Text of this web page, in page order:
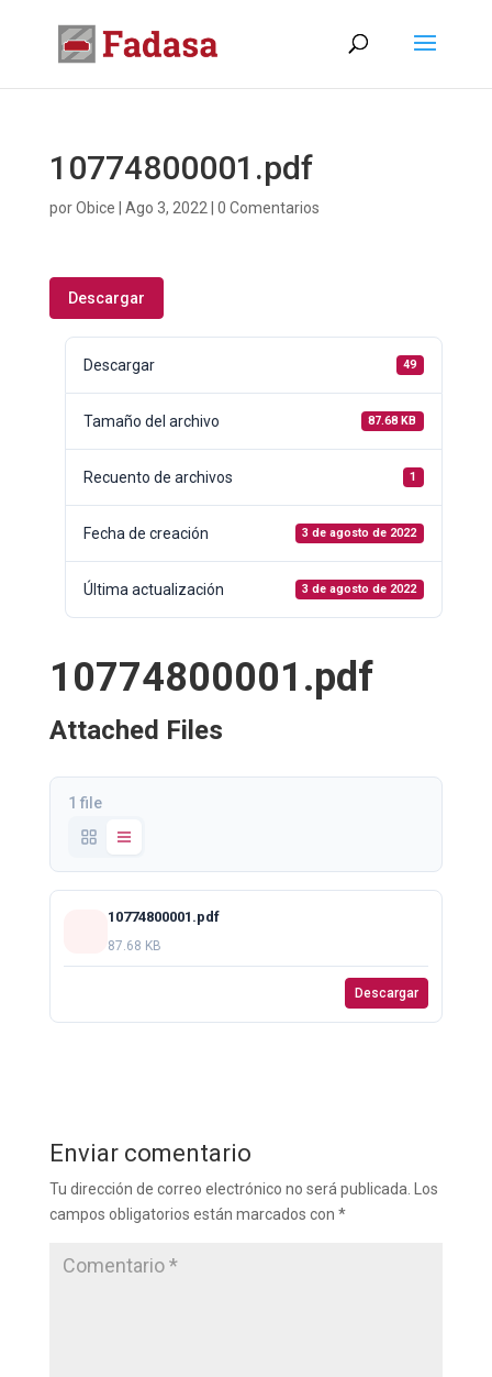
10774800001.pdf
porObice Ago 3, 2022 0 Comentarios
Descargar
Descargar 49
Tamaño del archivo 87.68 KB
Recuento de archivos 1
Fecha de creación 3 de agosto de 2022
Última actualización 3 de agosto de 2022
10774800001.pdf
Attached Files
1 file
10774800001.pdf
87.68 KB
Descargar
Enviar comentario
Tu dirección de correo electrónico no será publicada.
Los
campos obligatorios están marcados con *